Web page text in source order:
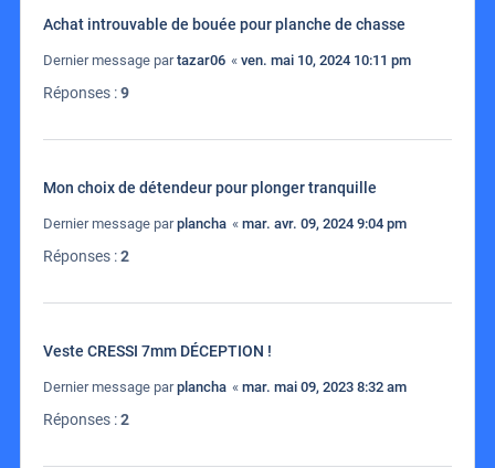
Achat introuvable de bouée pour planche de chasse
Dernier message partazar06 « ven. mai 10, 2024 10:11 pm
Réponses :9
Mon choix de détendeur pour plonger tranquille
Dernier message parplancha « mar. avr. 09, 2024 9:04 pm
Réponses :2
Veste CRESSI 7mm DÉCEPTION !
Dernier message parplancha « mar. mai 09, 2023 8:32 am
Réponses :2